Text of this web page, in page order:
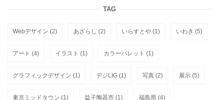
TAG
Webデザイン (2) あざらし (2) いらすとや (1) いわき (5)
アート (4) イラスト (1) カラーパレット (1)
グラフィックデザイン (1) デジLIG (1) 写真 (2) 展示 (5)
東京ミッドタウン (1) 益子陶器市 (1) 福島県 (4)